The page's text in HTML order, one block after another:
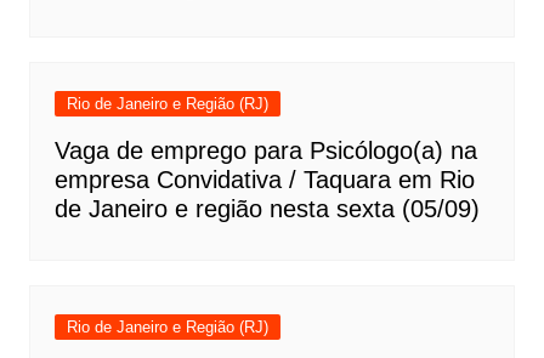
Rio de Janeiro e Região (RJ)
Vaga de emprego para Psicólogo(a) na
empresa Convidativa / Taquara em Rio
de Janeiro e região nesta sexta (05/09)
Rio de Janeiro e Região (RJ)